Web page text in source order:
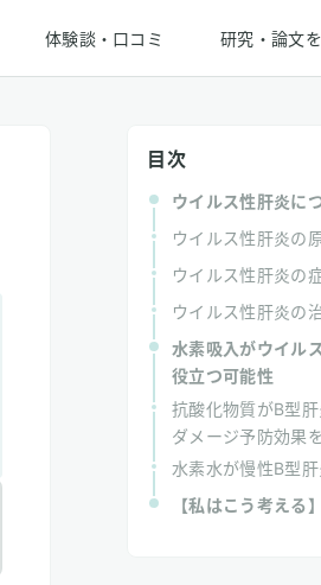
体験談・口コミ 研究・論文
目次
ウイルス性肝炎に
ウイルス性肝炎の
ウイルス性肝炎の
ウイルス性肝炎の
水素吸入がウイル
役立つ可能性
抗酸化物質がB型
ダメージ予防効果
水素水が慢性B型
【私はこう考える